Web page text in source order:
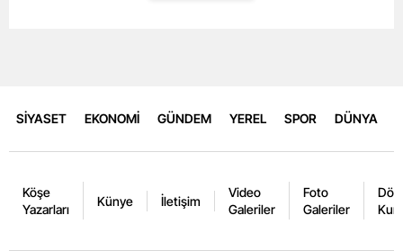
SİYASET EKONOMİ GÜNDEM YEREL SPOR DÜNYA
Köşe
Yazarları
Künye İletişim
Video
Galeriler
Foto
Galeriler